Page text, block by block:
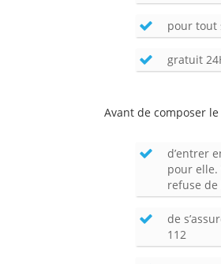
pour tout
gratuit
Avant de composer
d’entrer
pour elle.
refuse de
de
112